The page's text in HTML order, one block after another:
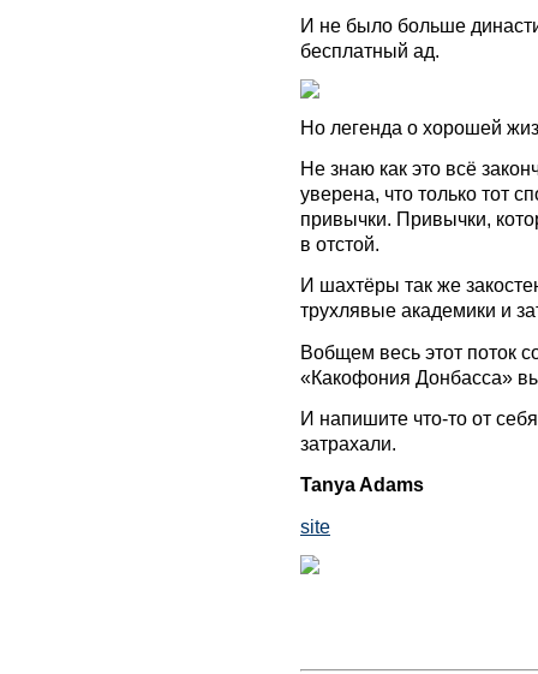
И не было больше
бесплатный ад.
Но легенда о хорошей
Не знаю как это всё
уверена, что только тот
привычки. Привычки,
в отстой.
И шахтёры так же
трухлявые академики и
Вобщем весь этот поток
«Какофония Донбасса»
И напишите что-то от
затрахали.
Tanya Adams
site